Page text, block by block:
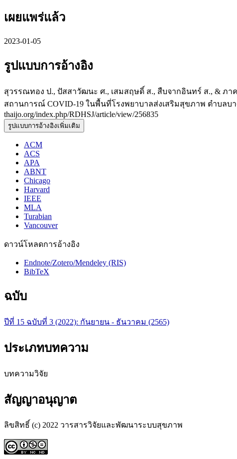
เผยแพร่แล้ว
2023-01-05
รูปแบบการอ้างอิง
สุวรรณทอง ป., ปัสสาวัฒนะ ศ., เสมสฤษดิ์ ส., สืบจากอินทร์ ส., & ภ
สถานการณ์ COVID-19 ในพื้นที่โรงพยาบาลส่งเสริมสุขภาพ ตำบลบา
thaijo.org/index.php/RDHSJ/article/view/256835
รูปแบบการอ้างอิงเพิ่มเติม
ACM
ACS
APA
ABNT
Chicago
Harvard
IEEE
MLA
Turabian
Vancouver
ดาวน์โหลดการอ้างอิง
Endnote/Zotero/Mendeley (RIS)
BibTeX
ฉบับ
ปีที่ 15 ฉบับที่ 3 (2022): กันยายน - ธันวาคม (2565)
ประเภทบทความ
บทความวิจัย
สัญญาอนุญาต
ลิขสิทธิ์ (c) 2022 วารสารวิจัยและพัฒนาระบบสุขภาพ